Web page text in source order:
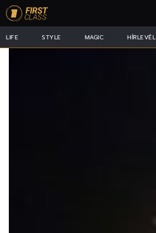
LIFE STYLE MAGIC HÍRLEVÉL